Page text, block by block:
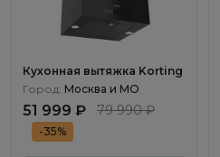
Кухонная вытяжка Korting
Город: Москва и МО
51 999 ₽ 79 990 ₽
-35%